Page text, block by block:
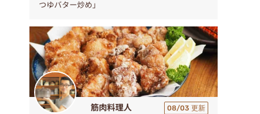
つゆバター炒め」
筋肉料理人 08/03 更新